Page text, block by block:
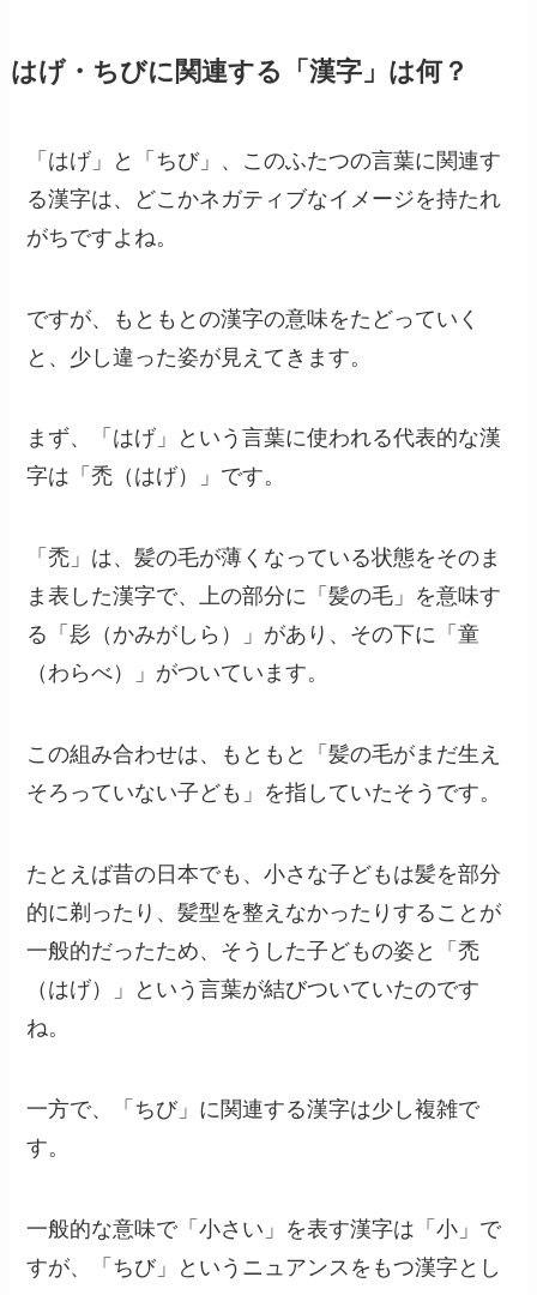
はげ・ちびに関連する「漢字」は何？
「はげ」と「ちび」、このふたつの言葉に関連す
る漢字は、どこかネガティブなイメージを持たれ
がちですよね。
ですが、もともとの漢字の意味をたどっていく
と、少し違った姿が見えてきます。
まず、「はげ」という言葉に使われる代表的な漢
字は「禿（はげ）」です。
「禿」は、髪の毛が薄くなっている状態をそのま
ま表した漢字で、上の部分に「髪の毛」を意味す
る「髟（かみがしら）」があり、その下に「童
（わらべ）」がついています。
この組み合わせは、もともと「髪の毛がまだ生え
そろっていない子ども」を指していたそうです。
たとえば昔の日本でも、小さな子どもは髪を部分
的に剃ったり、髪型を整えなかったりすることが
一般的だったため、そうした子どもの姿と「禿
（はげ）」という言葉が結びついていたのです
ね。
一方で、「ちび」に関連する漢字は少し複雑で
す。
一般的な意味で「小さい」を表す漢字は「小」で
すが、「ちび」というニュアンスをもつ漢字とし